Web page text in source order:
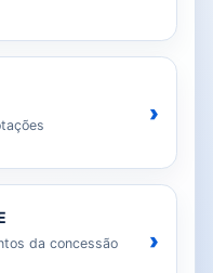
›
da concessão
›